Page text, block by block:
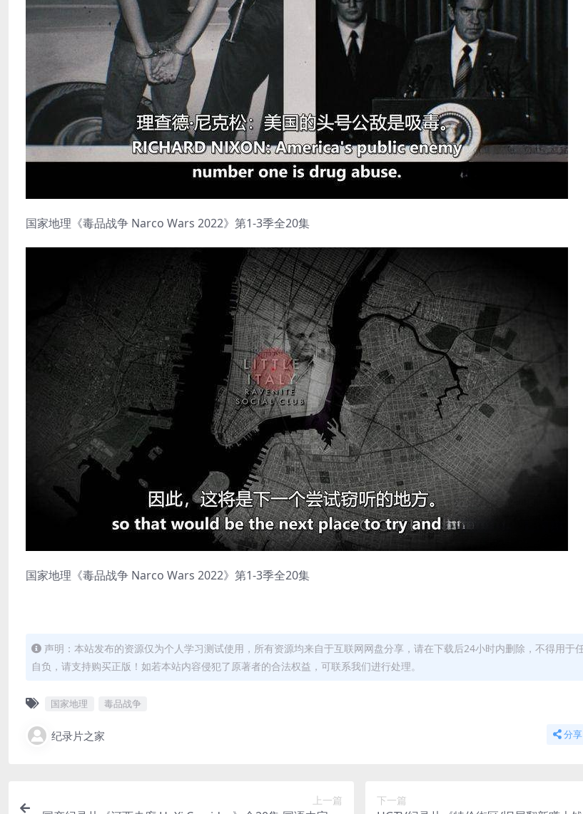
国家地理《毒品战争 Narco Wars 2022》第1-3季全20集
国家地理《毒品战争 Narco Wars 2022》第1-3季全20集
声明：本站发布的资源仅为个人学习测试使用，所有资源均来自于互联网网盘分享，请在下载后24小时内删除，不得用于
自负，请支持购买正版！如若本站内容侵犯了原著者的合法权益，可联系我们进行处理。
国家地理 毒品战争
纪录片之家 分享
上一篇 下一篇